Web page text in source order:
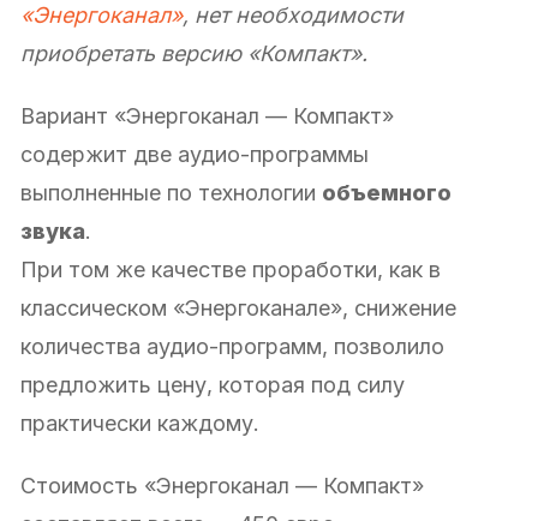
«Энергоканал», нет необходимости
приобретать версию «Компакт».
Вариант «Энергоканал — Компакт»
содержит две аудио-программы
выполненные по технологии объемного
звука.
При том же качестве проработки, как в
классическом «Энергоканале», снижение
количества аудио-программ, позволило
предложить цену, которая под силу
практически каждому.
Стоимость «Энергоканал — Компакт»